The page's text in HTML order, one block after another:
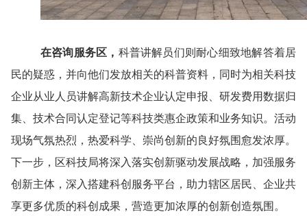
在咨询服务区， 科普讲解员们则耐心细致地解答着居
民的疑惑，并向他们发放相关的科普资料，同时为相关科技
企业从业人员讲解高新技术企业认定申报、研发费用数据归
集、技术合同认定登记等科技类惠企政策和业务知识。活动
现场气氛热烈，热爱科学、崇尚创新的良好氛围愈发浓厚。
下一步，区科技局将深入落实创新驱动发展战略，加强服务
创新主体，深入搭建科创服务平台，助力辖区居民、企业共
享更多优质的科创成果，营造更加浓厚的创新创造氛围。